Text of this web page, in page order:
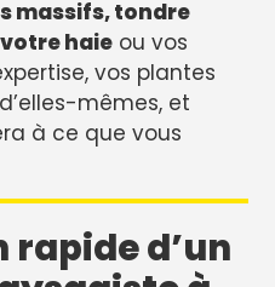
massifs, tondre
haie ou vos
vos plantes
mêmes, et
à ce que vous
d’un